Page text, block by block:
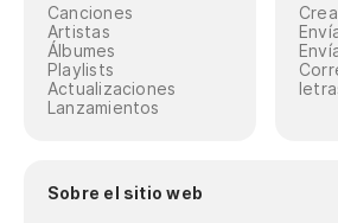
Canciones
Artistas
Álbumes
Playlists
Actualizaciones
Lanzamientos
Sobre el sitio web